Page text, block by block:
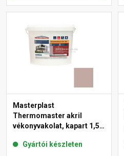
Masterplast
Thermomaster akril
vékonyvakolat, kapart 1,5
Gyártói készleten